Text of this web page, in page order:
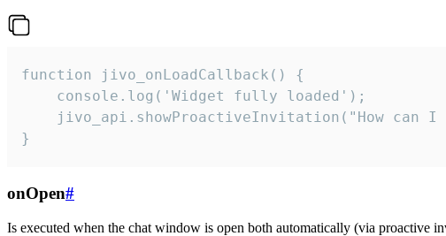
function jivo_onLoadCallback() {
    console.log('Widget fully loaded');
jivo_api.showProactiveInvitation("How can I
}
onOpen#
Is executed when the chat window is open both automatically (via proactive